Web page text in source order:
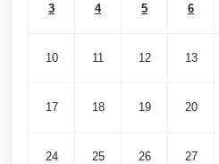
3 4 5 6
10 11 12 13
17 18 19 20
24 25 26 27